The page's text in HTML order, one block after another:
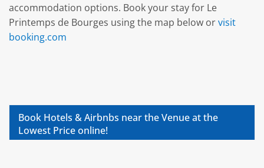
accommodation options. Book your stay for Le
Printemps de Bourges using the map below orvisit
booking.com
Book Hotels & Airbnbs near the Venue at the
Lowest Price online!